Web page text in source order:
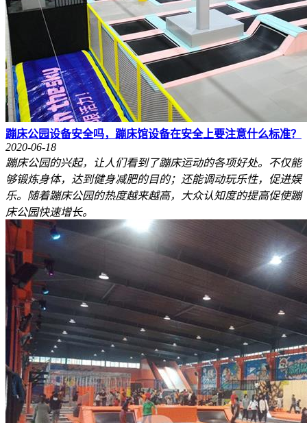
蹦床公园设备安全吗，蹦床馆设备在安全上要注意什么标准？
2020-06-18
蹦床公园的兴起，让人们看到了蹦床运动的各项好处。不仅能
够锻炼身体，达到健身减肥的目的；还能调动玩乐性，促进娱
乐。随着蹦床公园的热度越来越高，大众认知度的提高促使蹦
床公园快速增长。